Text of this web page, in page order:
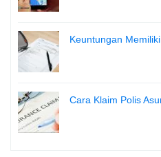
Keuntungan
Cara Klaim Polis